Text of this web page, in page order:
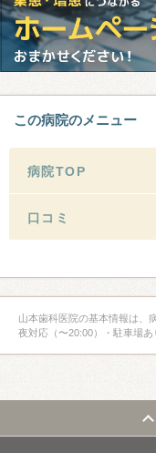
この病院のメニュー
病院TOP
口コミ
山本歯科医院の基本情報は、
夜対応（〜20:00）・駐車場あ